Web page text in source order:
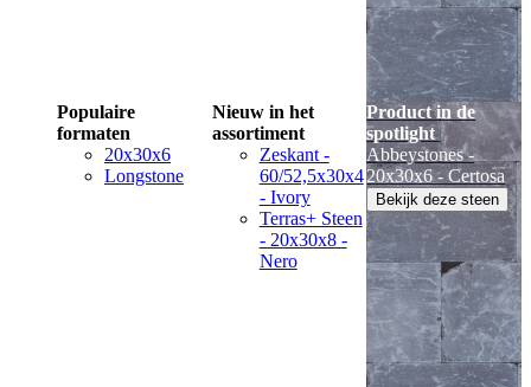
Populaire
formaten
20x30x6
Longstone
Nieuw in het
assortiment
Zeskant -
60/52,5x30x4
- Ivory
Terras+ Steen
- 20x30x8 -
Nero
Product in de
spotlight
Abbeystones -
20x30x6 - Certosa
Bekijk deze steen